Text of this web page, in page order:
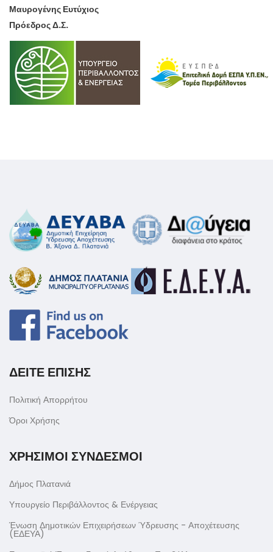
Μαυρογένης Ευτύχιος
Πρόεδρος Δ.Σ.
ΔΕΙΤΕ ΕΠΙΣΗΣ
Πολιτική Απορρήτου
Όροι Χρήσης
ΧΡΗΣΙΜΟΙ ΣΥΝΔΕΣΜΟΙ
Δήμος Πλατανιά
Υπουργείο Περιβάλλοντος & Ενέργειας
Ένωση Δημοτικών Επιχειρήσεων Ύδρευσης - Αποχέτευσης
(ΕΔΕΥΑ)